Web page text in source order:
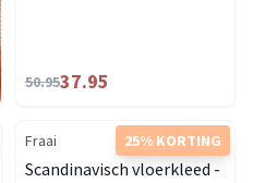
50.9537.95
25% KORTING
Fraai
Scandinavisch vloerkleed -